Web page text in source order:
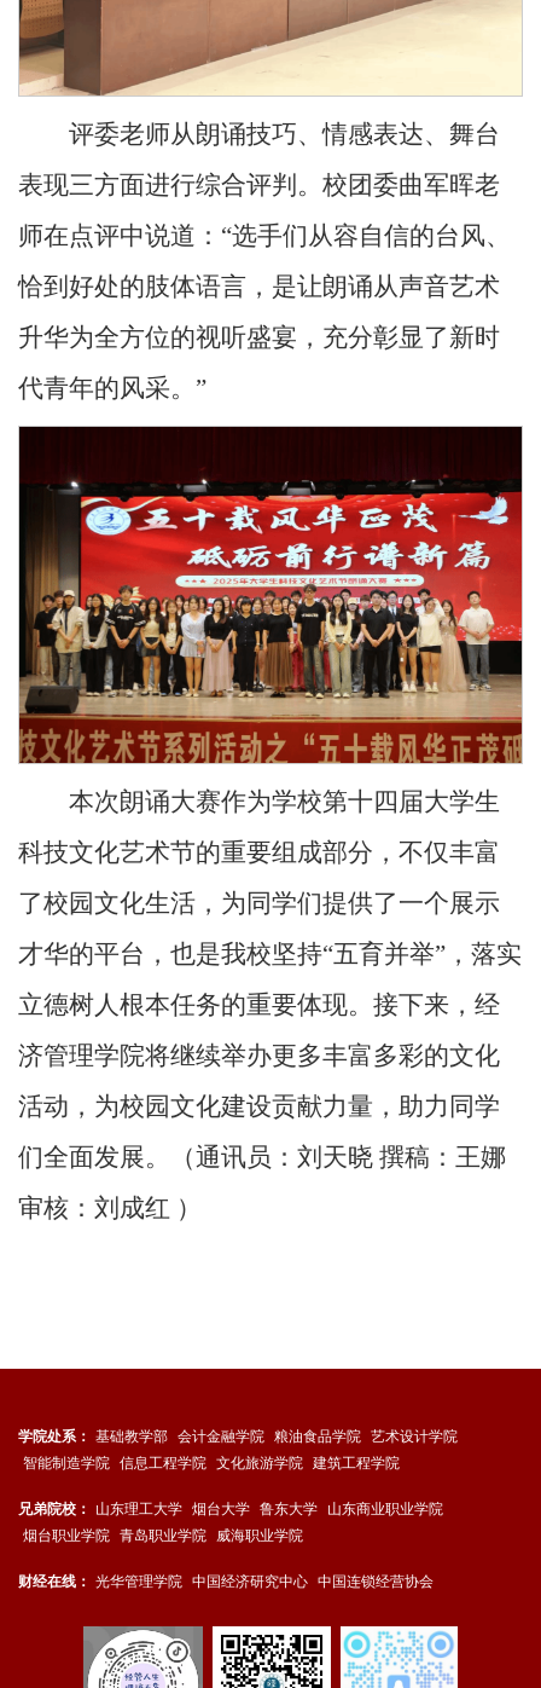
评委老师从朗诵技巧、情感表达、舞台
表现三方面进行综合评判。校团委曲军晖老
师在点评中说道：“选手们从容自信的台风、
恰到好处的肢体语言，是让朗诵从声音艺术
升华为全方位的视听盛宴，充分彰显了新时
代青年的风采。”
本次朗诵大赛作为学校第十四届大学生
科技文化艺术节的重要组成部分，不仅丰富
了校园文化生活，为同学们提供了一个展示
才华的平台，也是我校坚持“五育并举”，落实
立德树人根本任务的重要体现。接下来，经
济管理学院将继续举办更多丰富多彩的文化
活动，为校园文化建设贡献力量，助力同学
们全面发展。（通讯员：刘天晓 撰稿：王娜
审核：刘成红 ）
学院处系： 基础教学部 会计金融学院 粮油食品学院 艺术设计学院
智能制造学院 信息工程学院 文化旅游学院 建筑工程学院
兄弟院校： 山东理工大学 烟台大学 鲁东大学
山东商业职业学院
烟台职业学院 青岛职业学院 威海职业学院
财经在线： 光华管理学院 中国经济研究中心 中国连锁经营协会